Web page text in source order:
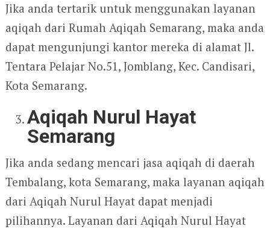
Jika anda tertarik untuk menggunakan layanan
aqiqah dari Rumah Aqiqah Semarang, maka anda
dapat mengunjungi kantor mereka di alamat Jl.
Tentara Pelajar No.51, Jomblang, Kec. Candisari,
Kota Semarang.
Aqiqah Nurul Hayat
Semarang
Jika anda sedang mencari jasa aqiqah di daerah
Tembalang, kota Semarang, maka layanan aqiqah
dari Aqiqah Nurul Hayat dapat menjadi
pilihannya. Layanan dari Aqiqah Nurul Hayat